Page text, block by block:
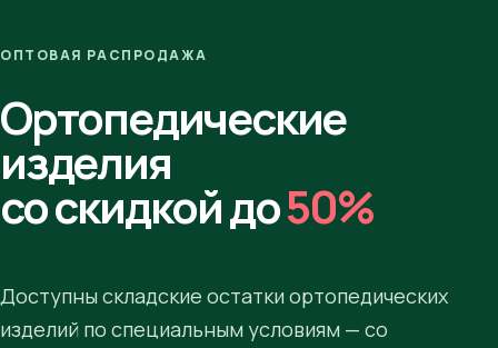
ОПТОВАЯ РАСПРОДАЖА
Ортопедические
изделия
со скидкой до50%
Доступны складские остатки ортопедических
изделий по специальным условиям — со